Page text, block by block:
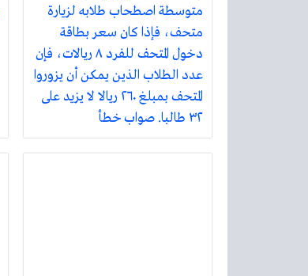
متوسطة اصطحاب طلابه لزيارة
متحف، فإذا كان سعر بطاقة
دخول المتحف للفرد ٨ ريالات، فإن
عدد الطلاب الذين يمكن أن يزوروا
المتحف بمبلغ ٢٦٠ ريالا لا يزيد على
٣٢ طالبا. صواب خطأ